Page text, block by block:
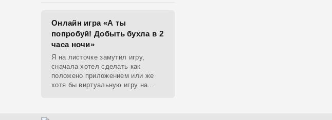
Онлайн игра «А ты
попробуй! Добыть бухла в 2
часа ночи»
Я на листочке замутил игру,
сначала хотел сделать как
положено приложением или же
хотя бы виртуальную игру на